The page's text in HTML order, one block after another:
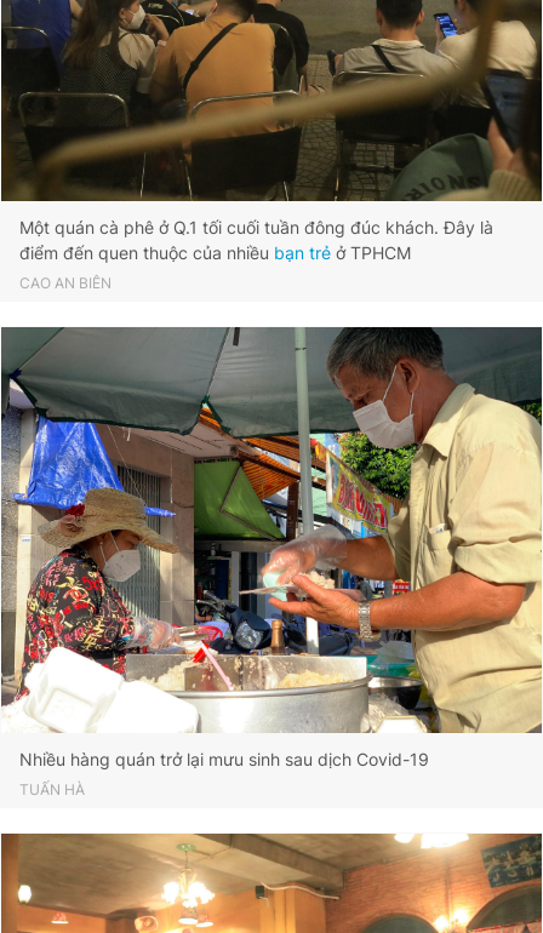
Một quán cà phê ở Q.1 tối cuối tuần đông đúc khách. Đây là
điểm đến quen thuộc của nhiều bạn trẻ ở TPHCM
CAO AN BIÊN
Nhiều hàng quán trở lại mưu sinh sau dịch Covid-19
TUẤN HÀ